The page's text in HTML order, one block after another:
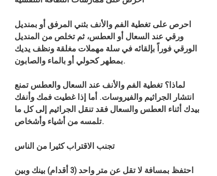
احرص على تغطية الفم والأنف بثني المرفق أو بمنديل
ورقي عند السعال أو العطس، ثم تخلص من المنديل
الورقي فوراً بإلقائه في سلة مهملات مغلقة ونظف يديك
بمطهر كحولي أو بالماء والصابون.
لماذا؟ تغطية الفم والأنف عند السعال والعطس تمنع
انتشار الجراثيم والفيروسات. أما إذا غطيت فمك وأنفك
بيدك أثناء العطس والسعال فقد تنقل الجراثيم إلى كل ما
تلمسه من أشياء وأشخاص.
تجنب الاقتراب كثيرا من الناس
احتفظ بمسافة لا تقل عن متر واحد (3 أقدام) بينك وبين